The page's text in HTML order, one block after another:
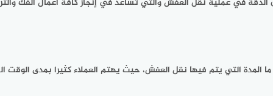
المدة التي يتم فيها نقل العفش، حيث يهتم العملاء كثيرا بمدى